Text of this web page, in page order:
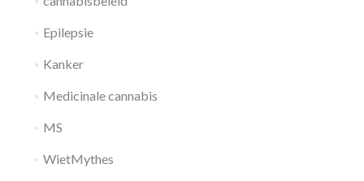
Epilepsie
Kanker
Medicinale cannabis
MS
WietMythes